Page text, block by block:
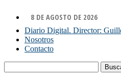
8 DE AGOSTO DE 2026
Diario Digital. Director:
Nosotros
Contacto